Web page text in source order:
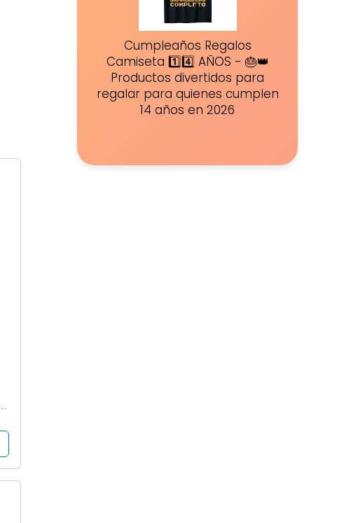
Cumpleaños Regalos
Camiseta 1️⃣4️⃣ AÑOS - 🎂👑
Productos divertidos para
regalar para quienes cumplen
14 años en 2026